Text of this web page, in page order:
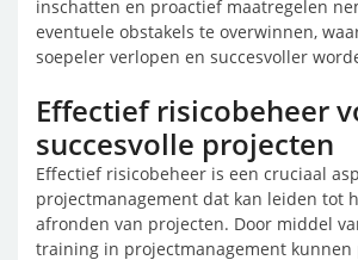
inschatten en proactief maatregelen
eventuele obstakels te overwinnen,
soepeler verlopen en succesvoller
Effectief risicobeheer
succesvolle projecten
Effectief risicobeheer is een cruciaal
projectmanagement dat kan leiden tot
afronden van projecten. Door middel
training in projectmanagement kunnen